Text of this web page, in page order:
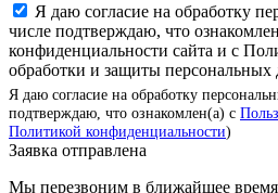
Я даю согласие на обработку
числе подтверждаю, что
конфиденциальности сайта и с
обработки и защиты
Я даю согласие на обработку
подтверждаю, что ознакомлен(а) с
Политикой конфиденциальности)
Заявка отправлена
Мы перезвоним в ближайшее